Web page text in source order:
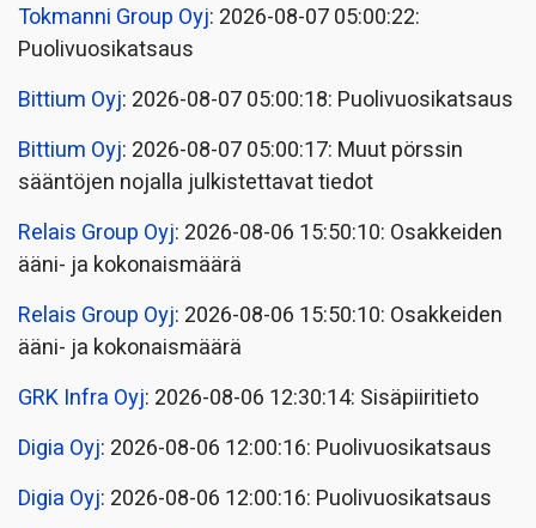
Tokmanni Group Oyj: 2026-08-07 05:00:22:
Puolivuosikatsaus
Bittium Oyj: 2026-08-07 05:00:18: Puolivuosikatsaus
Bittium Oyj: 2026-08-07 05:00:17: Muut pörssin
sääntöjen nojalla julkistettavat tiedot
Relais Group Oyj: 2026-08-06 15:50:10: Osakkeiden
ääni- ja kokonaismäärä
Relais Group Oyj: 2026-08-06 15:50:10: Osakkeiden
ääni- ja kokonaismäärä
GRK Infra Oyj: 2026-08-06 12:30:14: Sisäpiiritieto
Digia Oyj: 2026-08-06 12:00:16: Puolivuosikatsaus
Digia Oyj: 2026-08-06 12:00:16: Puolivuosikatsaus